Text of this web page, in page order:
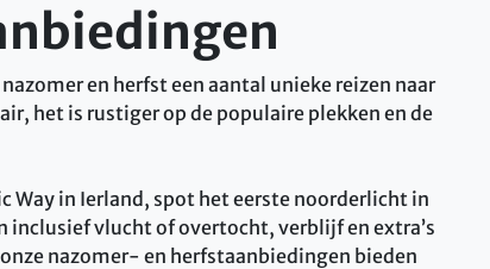
en herfst een aantal unieke reizen naar
het is rustiger op de populaire plekken en de
Way in Ierland, spot het eerste noorderlicht in
inclusief vlucht of overtocht, verblijf en extra’s
nazomer- en herfstaanbiedingen bieden